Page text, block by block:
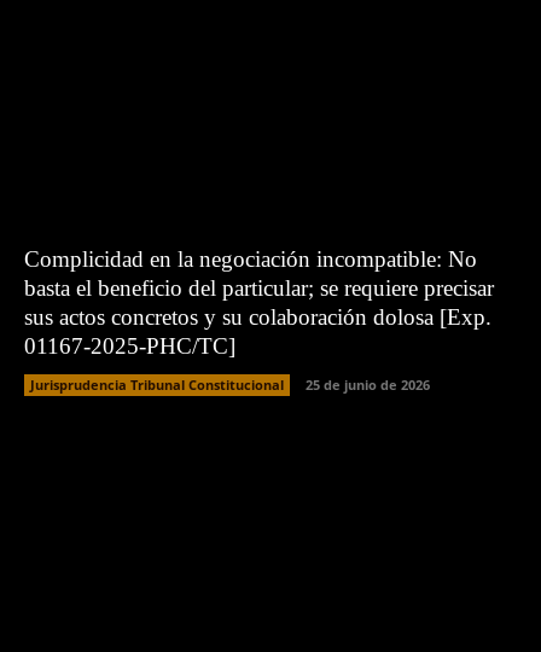
Complicidad en la negociación incompatible: No
basta el beneficio del particular; se requiere precisar
sus actos concretos y su colaboración dolosa [Exp.
01167-2025-PHC/TC]
Jurisprudencia Tribunal Constitucional 25 de junio de 2026